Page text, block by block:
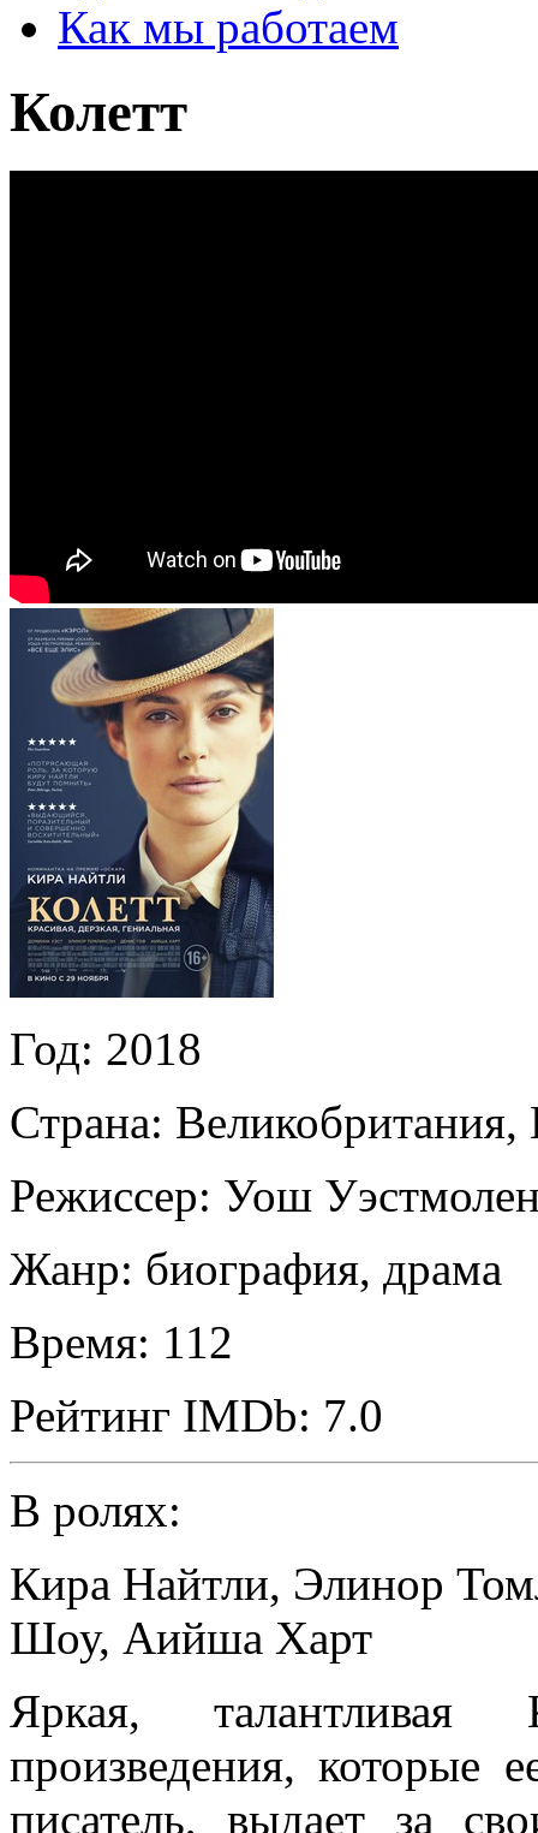
Как мы работаем
Колетт
Год: 2018
Страна:
Режиссер: Уош
Жанр: биография, драма
Время: 112
Рейтинг IMDb: 7.0
В ролях:
Кира Найтли, Элинор
Шоу, Аийша Харт
Яркая, талантливая
произведения, которые
писатель, выдает за